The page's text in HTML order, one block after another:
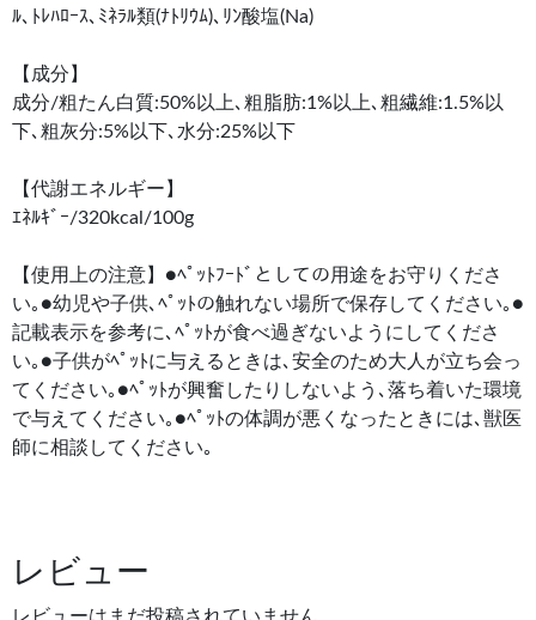
ﾙ､ﾄﾚﾊﾛｰｽ､ﾐﾈﾗﾙ類(ﾅﾄﾘｳﾑ)､ﾘﾝ酸塩(Na)
【成分】
成分/粗たん白質:50%以上､粗脂肪:1%以上､粗繊維:1.5%以
下､粗灰分:5%以下､水分:25%以下
【代謝エネルギー】
ｴﾈﾙｷﾞｰ/320kcal/100g
【使用上の注意】●ﾍﾟｯﾄﾌｰﾄﾞとしての用途をお守りくださ
い｡●幼児や子供､ﾍﾟｯﾄの触れない場所で保存してください｡●
記載表示を参考に､ﾍﾟｯﾄが食べ過ぎないようにしてくださ
い｡●子供がﾍﾟｯﾄに与えるときは､安全のため大人が立ち会っ
てください｡●ﾍﾟｯﾄが興奮したりしないよう､落ち着いた環境
で与えてください｡●ﾍﾟｯﾄの体調が悪くなったときには､獣医
師に相談してください｡
レビュー